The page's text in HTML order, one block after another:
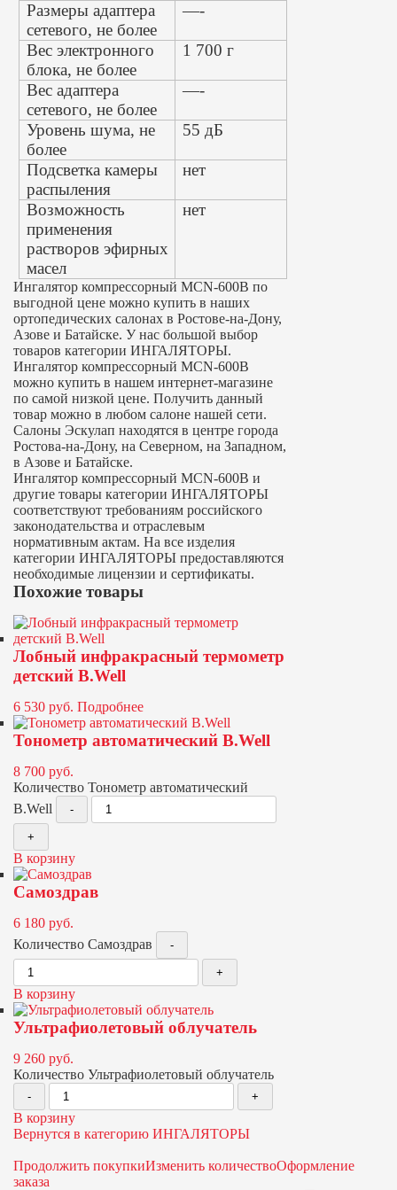
Размеры адаптера
сетевого, не более
—-
Вес электронного
блока, не более
1 700 г
Вес адаптера
сетевого, не более
—-
Уровень шума, не
более
55 дБ
Подсветка камеры
распыления
нет
Возможность
применения
растворов эфирных
масел
нет
Ингалятор компрессорный MCN-600B по
выгодной цене можно купить в наших
ортопедических салонах в Ростове-на-Дону,
Азове и Батайске. У нас большой выбор
товаров категории ИНГАЛЯТОРЫ.
Ингалятор компрессорный MCN-600B
можно купить в нашем интернет-магазине
по самой низкой цене. Получить данный
товар можно в любом салоне нашей сети.
Салоны Эскулап находятся в центре города
Ростова-на-Дону, на Северном, на Западном,
в Азове и Батайске.
Ингалятор компрессорный MCN-600B и
другие товары категории ИНГАЛЯТОРЫ
соответствуют требованиям российского
законодательства и отраслевым
нормативным актам. На все изделия
категории ИНГАЛЯТОРЫ предоставляются
необходимые лицензии и сертификаты.
Похожие товары
Лобный инфракрасный термометр
детский B.Well
6 530 руб. Подробнее
Тонометр автоматический B.Well
8 700 руб.
Количество Тонометр автоматический
B.Well
В корзину
Самоздрав
6 180 руб.
Количество Самоздрав
В корзину
Ультрафиолетовый облучатель
9 260 руб.
Количество Ультрафиолетовый облучатель
В корзину
Вернутся в категорию ИНГАЛЯТОРЫ
Продолжить покупкиИзменить количествоОформление
заказа